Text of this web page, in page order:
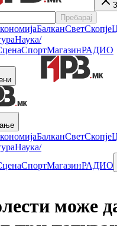
Пребарај
БалканСветСкопје
Наука/
СпортМагазинРАДИО
БалканСветСкопје
Наука/
СпортМагазинРАДИО
може